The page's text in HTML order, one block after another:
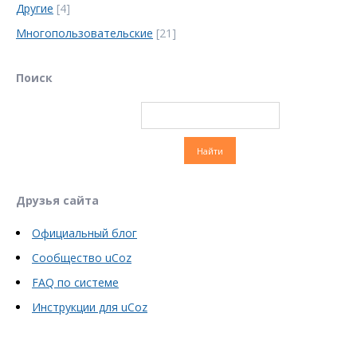
Другие [4]
Многопользовательские [21]
Поиск
Друзья сайта
Официальный блог
Сообщество uCoz
FAQ по системе
Инструкции для uCoz